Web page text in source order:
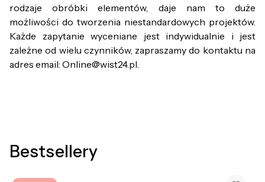
rodzaje obróbki elementów, daje nam to duże
możliwości do tworzenia niestandardowych projektów.
Każde zapytanie wyceniane jest indywidualnie i jest
zależne od wielu czynników, zapraszamy do kontaktu na
adres email: Online@wist24.pl.
Bestsellery